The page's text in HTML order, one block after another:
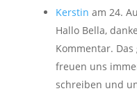
Kerstin am 24.
Hallo Bella,
Kommentar.
freuen uns
schreiben und